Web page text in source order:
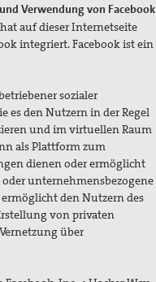
Verwendung von Facebook
auf dieser Internetseite
integriert. Facebook ist ein
sozialer
es den Nutzern in der Regel
und im virtuellen Raum
als Plattform zum
dienen oder ermöglicht
unternehmensbezogene
den Nutzern des
von privaten
über